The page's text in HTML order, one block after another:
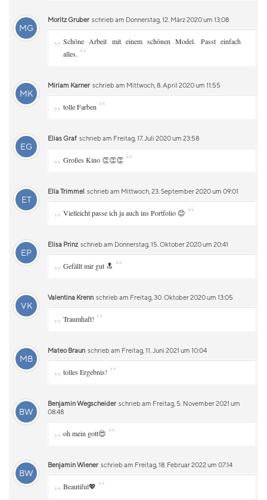
MG
Moritz Gruber schrieb am Donnerstag, 12. März 2020 um 13:08
„ Schöne Arbeit mit einem schönen Model. Passt einfach
alles. “
MK
Miriam Karner schrieb am Mittwoch, 8. April 2020 um 11:55
„ tolle Farben “
EG
Elias Graf schrieb am Freitag, 17. Juli 2020 um 23:58
„ Großes Kino 👏👏👏 “
ET
Ella Trimmel schrieb am Mittwoch, 23. September 2020 um 09:01
„ Vielleicht passe ich ja auch ins Portfolio 😊 “
EP
Elisa Prinz schrieb am Donnerstag, 15. Oktober 2020 um 20:41
„ Gefällt mir gut 🔝 “
VK
Valentina Krenn schrieb am Freitag, 30. Oktober 2020 um 13:05
„ Traumhaft! “
MB
Mateo Braun schrieb am Freitag, 11. Juni 2021 um 10:04
„ tolles Ergebnis! “
BW
Benjamin Wegscheider schrieb am Freitag, 5. November 2021 um
08:48
„ oh mein gott😍 “
BW
Benjamin Wiener schrieb am Freitag, 18. Februar 2022 um 07:14
„ Beautiful💖 “